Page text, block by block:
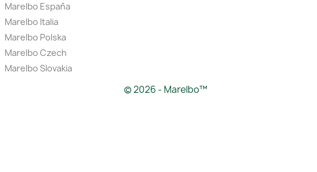
Marelbo España
Marelbo Italia
Marelbo Polska
Marelbo Czech
Marelbo Slovakia
© 2026 - Marelbo™